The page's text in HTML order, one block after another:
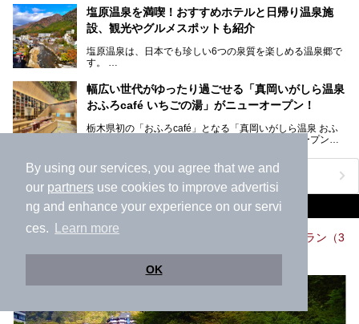
By using our services, you agree that we and
our partners use cookies to improve advertisi
ng and enhance your experience on our servi
ces.
Learn more
OK
した。
那須湯本の温泉街から少し離れた静かな環境、一軒宿ゆえに
許される露天風呂からの絶景、日帰り入浴や素泊まりで気楽
た。
2名1室利用で1人あたり4,500円～と、思い立ったらすぐに
───
提供元：アイコニア・ホスピタリティ株式会社【PR】
この記事はほったらかしの宿 ゆうふり那須高雄温泉ロッジ
塩原温泉を満喫！おすすめホテルと日帰り温泉施
設、観光やグルメスポットも紹介
塩原温泉は、日本でも珍しい6つの泉質を楽しめる温泉郷で
す。
栃木県の北部にある箒川のほとりに11の温泉地が点在し、
古くから多くの人々から癒やしの場として愛されてきまし
た。
温泉に加えて、豊かな自然を感じられる観光スポットや、こ
こでしか味わえないご当地グルメなど、多彩な魅力がある北
この記事では、塩原温泉の概要や魅力とともに、おすすめの
宿泊施設と観光・グルメスポット、日帰り温泉を順に紹介し
塩原温泉で、いつもの温泉旅行とは一味違う旅行体験をして
みませんか。
幅広い世代がゆったり過ごせる「真岡いがしら温泉
おふろcafé いちごの湯」がニューオープン！
栃木県初の「おふろcafé」となる「真岡いがしら温泉 おふ
ろcafé いちごの湯」が2025年3月27日にニューオープンす
メインとなる天然温泉のお風呂をはじめ、リラックスエリア
やキッズエリア、カフェレストランなど、施設の隅々までチ
ェックしてきました！
ニフティ温泉ニュースTOPへ
おすすめのアクティビティ情報
【栃木・日光 鬼怒川温泉】鬼怒川ラフティング川遊びプラン（3